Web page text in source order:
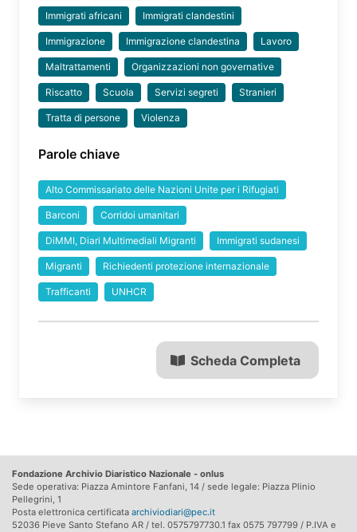
Immigrati africani Immigrati clandestini
Immigrazione Immigrazione clandestina Lavoro
Maltrattamenti Organizzazioni non governative
Riscatto Scuola Servizi segreti Stranieri
Tratta di persone Violenza
Parole chiave
Alto Commissariato delle Nazioni Unite per i Rifugiati
Barconi Corridoi umanitari
DiMMI, Diari Multimediali Migranti Immigrati sudanesi
Migranti Richiedenti protezione internazionale
Trafficanti UNHCR
Scheda Completa
Fondazione Archivio Diaristico Nazionale - onlus
Sede operativa: Piazza Amintore Fanfani, 14 / sede legale: Piazza Plinio
Pellegrini, 1
Posta elettronica certificata archiviodiari@pec.it
52036 Pieve Santo Stefano AR / tel. 0575797730.1 fax 0575 797799 / P.IVA e